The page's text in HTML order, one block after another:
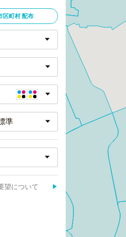
区町村 配布
準
望について ▶